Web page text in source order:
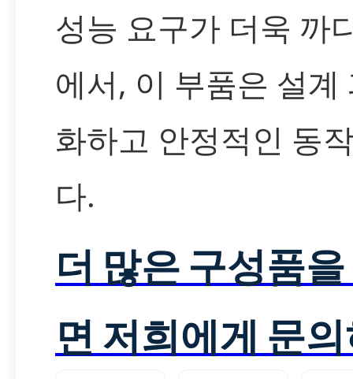
성능 요구가 더욱 까
에서, 이 부품은 설계
화하고 안정적인 동
다.
더 많은 구성품
면 저희에게 문